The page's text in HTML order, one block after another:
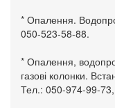
* Опалення.
050-523-58-88.
* Опалення,
газові колонки.
Тел.: 050-974-99-